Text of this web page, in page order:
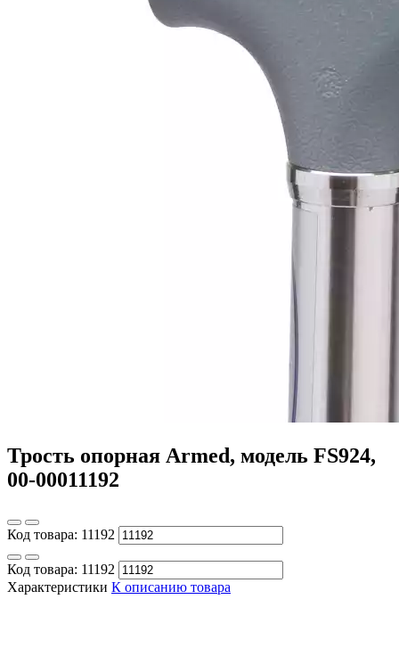
Трость опорная Armed, модель FS924,
00-00011192
Код товара: 11192
Код товара: 11192
Характеристики К описанию товара